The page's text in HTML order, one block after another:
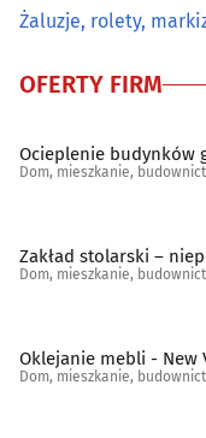
Podłogi (39)
Pościelowe artykuły,
Sanitarno-
Spółdzielnie
Szkło budowlane
Żaluzje, rolety,
OFERTY FIRM
Ocieplenie budynków
Dom, mieszkanie,
Zakład stolarski –
Dom, mieszkanie,
Oklejanie mebli - New
Dom, mieszkanie,